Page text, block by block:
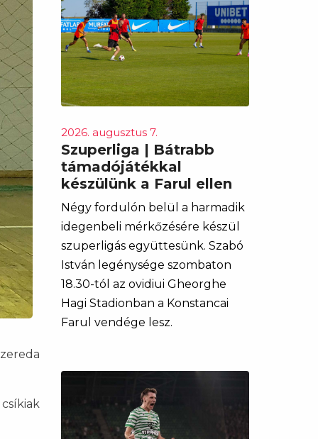
2026. augusztus 7.
Szuperliga | Bátrabb
támadójátékkal
készülünk a Farul ellen
Négy fordulón belül a harmadik
idegenbeli mérkőzésére készül
szuperligás együttesünk. Szabó
István legénysége szombaton
18.30-tól az ovidiui Gheorghe
Hagi Stadionban a Konstancai
Farul vendége lesz.